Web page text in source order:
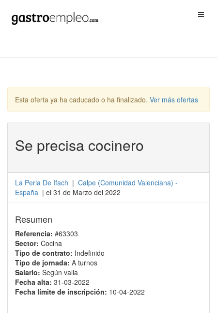
Esta oferta ya ha caducado o ha finalizado. Ver más ofertas
Se precisa cocinero
La Perla De Ifach | Calpe (Comunidad Valenciana) -
España | el 31 de Marzo del 2022
Resumen
Referencia: #63303
Sector: Cocina
Tipo de contrato: Indefinido
Tipo de jornada: A turnos
Salario: Según valia
Fecha alta: 31-03-2022
Fecha límite de inscripción: 10-04-2022